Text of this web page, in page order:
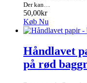
Der kan…
50,00kr
Køb Nu
Håndlavet
på rød